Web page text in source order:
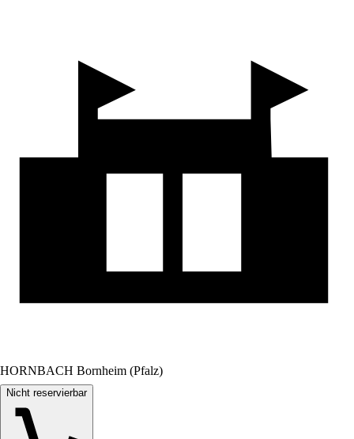
HORNBACH Bornheim (Pfalz)
Nicht reservierbar